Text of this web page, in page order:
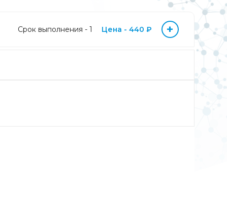
Срок выполнения - 1 Цена - 440 ₽ +